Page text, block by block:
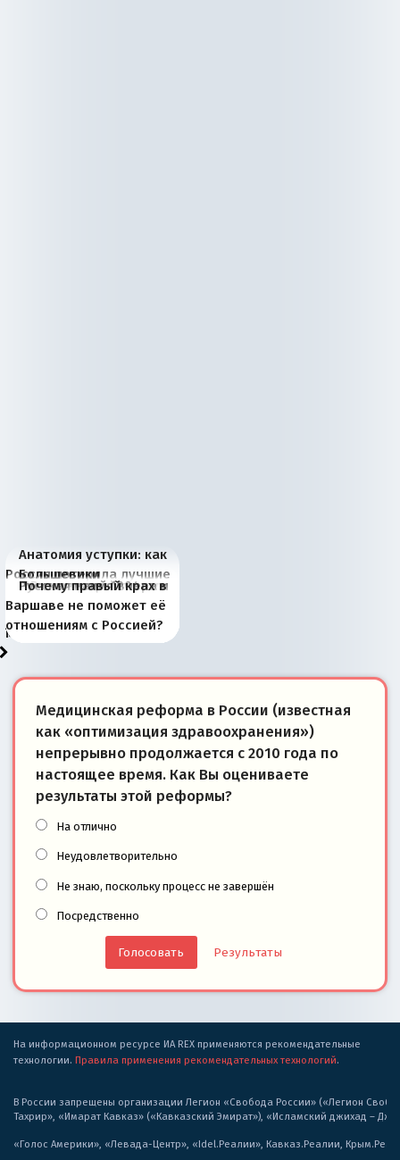
Анатомия уступки: как
Россия потеряла лучшие
рыбопромысловые
районы Баренцева
моря
Большевики
отличаются от «Яблока»
тем, что они -
победители
Киевская марионетка
Запада рассказала о
«переобувании» хозяев
В России назрели
перемены: 15 шагов к
суверенной экономике
Миграционный пожар
Европы
Россия начинает
сбрасывать балласт
Анкориджа
Россия зимой 1904
года: первые уступки во
внутренней политике
Русская нация вчера и
сегодня
Почему правый крах в
Варшаве не поможет её
отношениям с Россией?
Медицинская реформа в России (известная
как «оптимизация здравоохранения»)
непрерывно продолжается с 2010 года по
настоящее время. Как Вы оцениваете
результаты этой реформы?
На отлично
Неудовлетворительно
Не знаю, поскольку процесс не завершён
Посредственно
Результаты
На информационном ресурсе ИА REX применяются рекомендательные
технологии. Правила применения рекомендательных технологий.
В России запрещены организации Легион «Свобода России» («Легион
Тахрир», «Имарат Кавказ» («Кавказский Эмират»), «Исламский джихад –
«Голос Америки», «Левада-Центр», «Idel.Реалии», Кавказ.Реалии,